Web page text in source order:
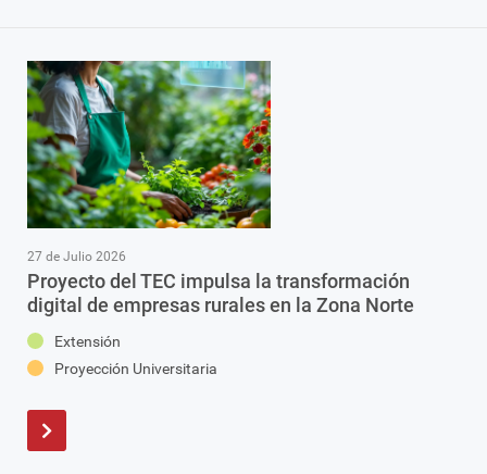
27 de Julio 2026
Proyecto del TEC impulsa la transformación
digital de empresas rurales en la Zona Norte
Extensión
Proyección Universitaria